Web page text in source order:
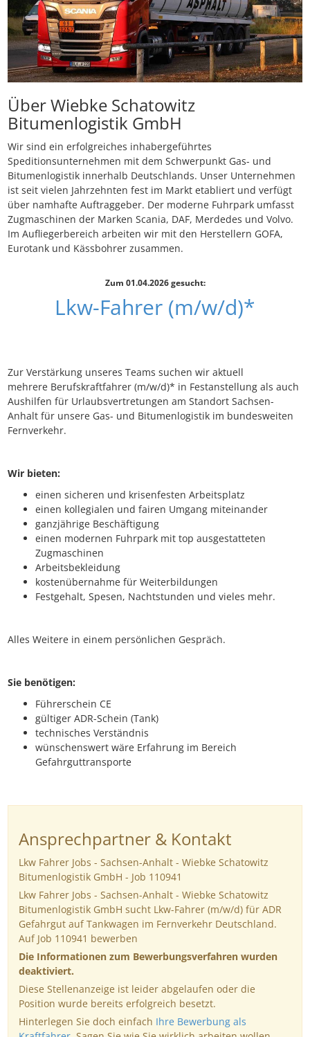
Über Wiebke Schatowitz
Bitumenlogistik GmbH
Wir sind ein erfolgreiches inhabergeführtes
Speditionsunternehmen mit dem Schwerpunkt Gas- und
Bitumenlogistik innerhalb Deutschlands. Unser Unternehmen
ist seit vielen Jahrzehnten fest im Markt etabliert und verfügt
über namhafte Auftraggeber. Der moderne Fuhrpark umfasst
Zugmaschinen der Marken Scania, DAF, Merdedes und Volvo.
Im Aufliegerbereich arbeiten wir mit den Herstellern GOFA,
Eurotank und Kässbohrer zusammen.
Zum 01.04.2026 gesucht:
Lkw-Fahrer (m/w/d)*
Zur Verstärkung unseres Teams suchen wir aktuell
mehrere Berufskraftfahrer (m/w/d)* in Festanstellung als auch
Aushilfen für Urlaubsvertretungen am Standort Sachsen-
Anhalt für unsere Gas- und Bitumenlogistik im bundesweiten
Fernverkehr.
Wir bieten:
einen sicheren und krisenfesten Arbeitsplatz
einen kollegialen und fairen Umgang miteinander
ganzjährige Beschäftigung
einen modernen Fuhrpark mit top ausgestatteten
Zugmaschinen
Arbeitsbekleidung
kostenübernahme für Weiterbildungen
Festgehalt, Spesen, Nachtstunden und vieles mehr.
Alles Weitere in einem persönlichen Gespräch.
Sie benötigen:
Führerschein CE
gültiger ADR-Schein (Tank)
technisches Verständnis
wünschenswert wäre Erfahrung im Bereich
Gefahrguttransporte
Ansprechpartner & Kontakt
Lkw Fahrer Jobs - Sachsen-Anhalt - Wiebke Schatowitz
Bitumenlogistik GmbH - Job 110941
Lkw Fahrer Jobs - Sachsen-Anhalt - Wiebke Schatowitz
Bitumenlogistik GmbH sucht Lkw-Fahrer (m/w/d) für ADR
Gefahrgut auf Tankwagen im Fernverkehr Deutschland.
Auf Job 110941 bewerben
Die Informationen zum Bewerbungsverfahren wurden
deaktiviert.
Diese Stellenanzeige ist leider abgelaufen oder die
Position wurde bereits erfolgreich besetzt.
Hinterlegen Sie doch einfach Ihre Bewerbung als